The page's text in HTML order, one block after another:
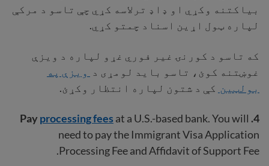
بیاکتنه وکړي او ډاډ ترلاسه کړي چې تاسو د مرکې
لپاره ټول اړین اسناد چمتو کړي.
که تاسو د کورنۍ غیر فوري غړو لپاره د ویزې
غوښتنه کوئ، تاسو باید لومړی د ویزې په
بولټین کې د شتون لپاره انتظار وکړئ.
4.
Payprocessing fees at a U.S.-based bank. You will
need to pay the Immigrant Visa Application
Processing Fee and Affidavit of Support Fee.